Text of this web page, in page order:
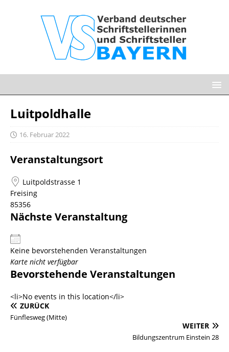
Luitpoldhalle
16. Februar 2022
Veranstaltungsort
Luitpoldstrasse 1
Freising
85356
Nächste Veranstaltung
Keine bevorstehenden Veranstaltungen
Karte nicht verfügbar
Bevorstehende Veranstaltungen
<li>No events in this location</li>
ZURÜCK
Fünflesweg (Mitte)
WEITER
Bildungszentrum Einstein 28